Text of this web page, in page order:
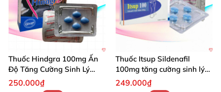
Thuốc Hindgra 100mg Ấn
Độ Tăng Cường Sinh Lý
Nam Hiệu Quả
250.000₫
Thuốc Itsup Sildenafil
100mg tăng cường sinh lý
kéo dài thời gian cho nam
249.000₫